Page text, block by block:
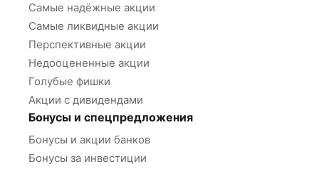
Самые надёжные акции
Самые ликвидные акции
Перспективные акции
Недооцененные акции
Голубые фишки
Акции с дивидендами
Бонусы и спецпредложения
Бонусы и акции банков
Бонусы за инвестиции